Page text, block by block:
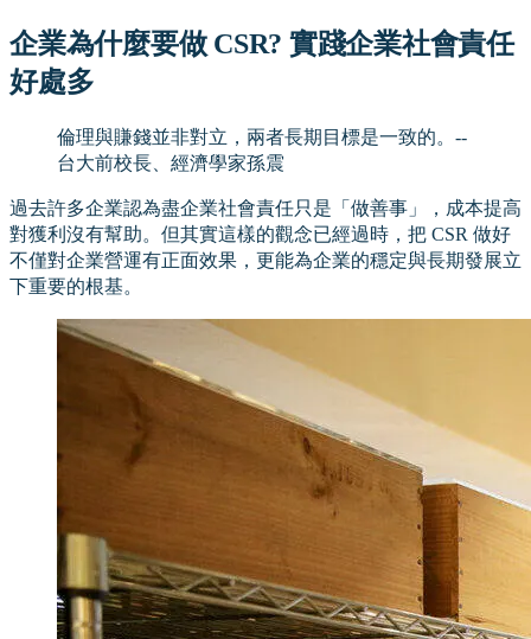
企業為什麼要做 CSR? 實踐企業社會責任
好處多
倫理與賺錢並非對立，兩者長期目標是一致的。--
台大前校長、經濟學家孫震
過去許多企業認為盡企業社會責任只是「做善事」，成本提高
對獲利沒有幫助。但其實這樣的觀念已經過時，把 CSR 做好
不僅對企業營運有正面效果，更能為企業的穩定與長期發展立
下重要的根基。